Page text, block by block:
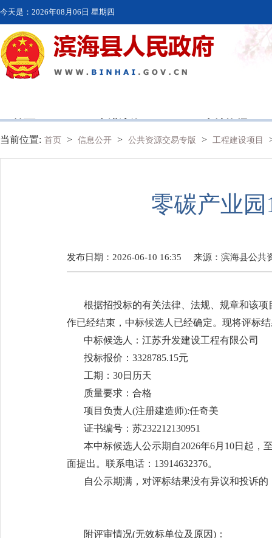
今天是： 2026年08月06日 星期四
首页 走进滨海 本地资讯
当前位置: 首页 > 信息公开 > 公共资源交易专版 > 工程建设项目
零碳产业
发布日期：2026-06-10 16:35 来源： 滨海县公共
根据招投标的有关法律、法规、规章和该
作已经结束，中标候选人已经确定。现将评标
中标候选人：江苏升发建设工程有限公司
投标报价：3328785.15元
工期：30日历天
质量要求：合格
项目负责人(注册建造师):任奇美
证书编号：苏232212130951
本中标候选人公示期自2026年6月10日起，
面提出。联系电话：13914632376。
自公示期满，对评标结果没有异议和投诉
附评审情况(无效标单位及原因)：